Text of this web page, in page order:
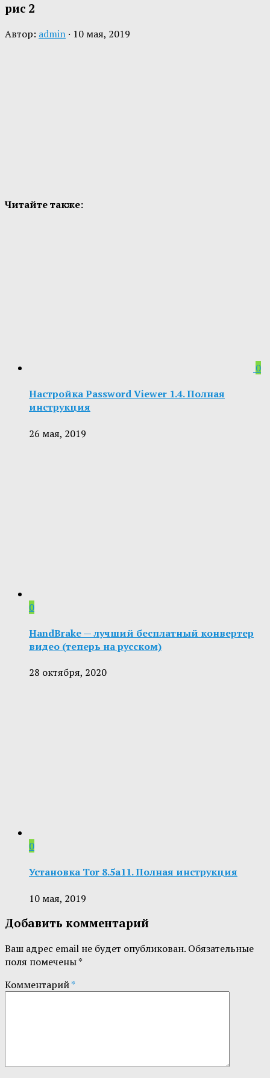
рис 2
Автор: admin · 10 мая, 2019
Читайте также:
0
Настройка Password Viewer 1.4. Полная
инструкция
26 мая, 2019
0
HandBrake — лучший бесплатный конвертер
видео (теперь на русском)
28 октября, 2020
0
Установка Tor 8.5a11. Полная инструкция
10 мая, 2019
Добавить комментарий
Ваш адрес email не будет опубликован. Обязательные
поля помечены*
Комментарий*